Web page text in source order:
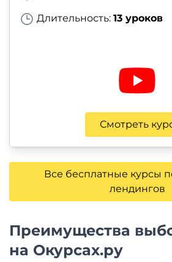
Длительность: 13 уроков
Смотреть
Все бесплатные курсы
лендингов
Преимущества
на Окурсах.ру